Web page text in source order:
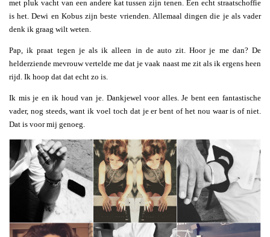
met pluk vacht van een andere kat tussen zijn tenen. Een echt straatschoffie
is het. Dewi en Kobus zijn beste vrienden. Allemaal dingen die je als vader
denk ik graag wilt weten.
Pap, ik praat tegen je als ik alleen in de auto zit. Hoor je me dan? De
helderziende mevrouw vertelde me dat je vaak naast me zit als ik ergens heen
rijd. Ik hoop dat dat echt zo is.
Ik mis je en ik houd van je. Dankjewel voor alles. Je bent een fantastische
vader, nog steeds, want ik voel toch dat je er bent of het nou waar is of niet.
Dat is voor mij genoeg.